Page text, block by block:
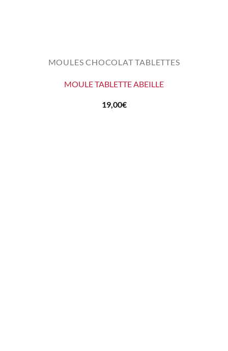
MOULES CHOCOLAT TABLETTES
MOULE TABLETTE ABEILLE
19,00€